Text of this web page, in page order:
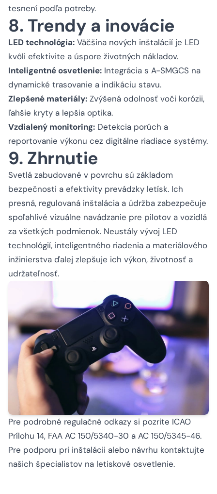
tesnení podľa potreby.
8. Trendy a inovácie
LED technológia: Väčšina nových inštalácií je LED
kvôli efektivite a úspore životných nákladov.
Inteligentné osvetlenie: Integrácia s A-SMGCS na
dynamické trasovanie a indikáciu stavu.
Zlepšené materiály: Zvýšená odolnosť voči korózii,
ľahšie kryty a lepšia optika.
Vzdialený monitoring: Detekcia porúch a
reportovanie výkonu cez digitálne riadiace systémy.
9. Zhrnutie
Svetlá zabudované v povrchu sú základom
bezpečnosti a efektivity prevádzky letísk. Ich
presná, regulovaná inštalácia a údržba zabezpečuje
spoľahlivé vizuálne navádzanie pre pilotov a vozidlá
za všetkých podmienok. Neustály vývoj LED
technológií, inteligentného riadenia a materiálového
inžinierstva ďalej zlepšuje ich výkon, životnosť a
udržateľnosť.
Pre podrobné regulačné odkazy si pozrite ICAO
Prílohu 14, FAA AC 150/5340-30 a AC 150/5345-46.
Pre podporu pri inštalácii alebo návrhu kontaktujte
našich špecialistov na letiskové osvetlenie.